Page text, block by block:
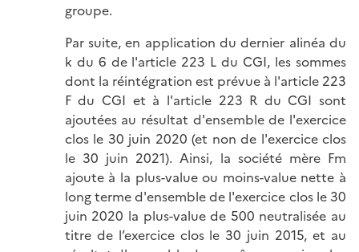
groupe.
Par suite, en application du dernier alinéa du
k du 6 de l'article 223 L du CGI, les sommes
dont la réintégration est prévue à l'article 223
F du CGI et à l'article 223 R du CGI sont
ajoutées au résultat d'ensemble de l'exercice
clos le 30 juin 2020 (et non de l'exercice clos
le 30 juin 2021). Ainsi, la société mère Fm
ajoute à la plus-value ou moins-value nette à
long terme d'ensemble de l'exercice clos le 30
juin 2020 la plus-value de 500 neutralisée au
titre de l’exercice clos le 30 juin 2015, et au